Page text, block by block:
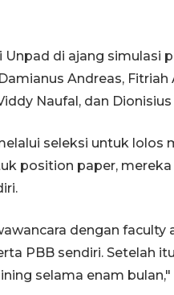
di ajang simulasi
Andreas,
Naufal, dan
seleksi untuk lolos
position paper,
dengan faculty
PBB sendiri. Setelah
selama enam